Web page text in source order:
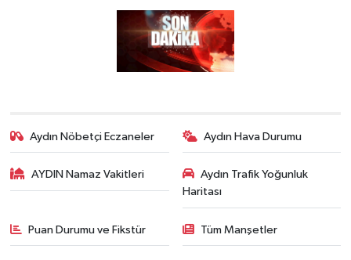
Aydın Nöbetçi Eczaneler Aydın Hava Durumu
AYDIN Namaz Vakitleri
Aydın Trafik Yoğunluk
Haritası
Puan Durumu ve Fikstür Tüm Manşetler